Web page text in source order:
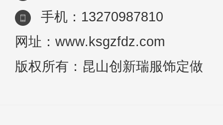
手机：13270987810
网址：www.ksgzfdz.com
版权所有：昆山创新瑞服饰定做